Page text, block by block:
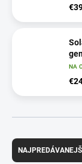
NA
R